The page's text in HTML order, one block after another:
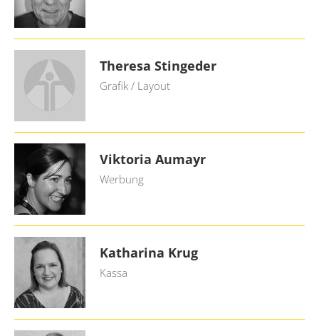
Theresa Stingeder
Grafik / Layout
Viktoria Aumayr
Werbung
Katharina Krug
Kassa